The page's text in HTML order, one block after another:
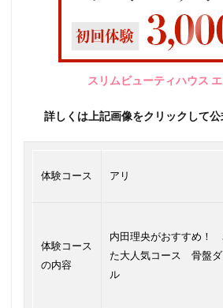
スリムビューティハウス
詳しくは上記画像をクリックして
体験コース アリ
体験コース
の内容
内田理央がおすすめ！
た大人気コース 骨盤ダ
ル